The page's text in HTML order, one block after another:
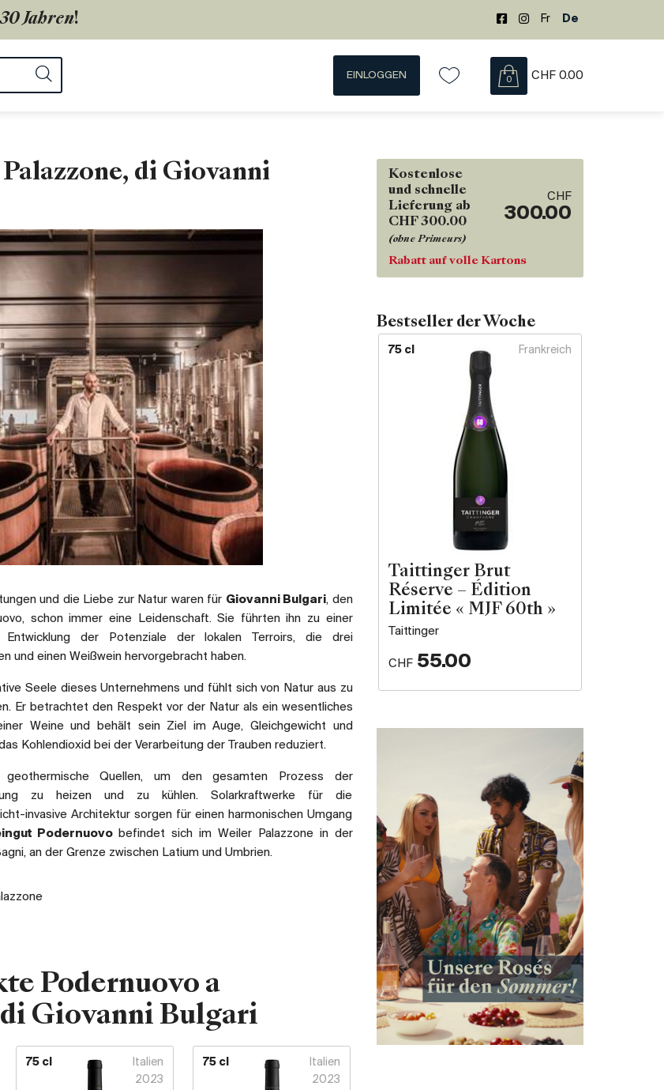
Jahren! Fr De
EINLOGGEN 0 CHF 0.00
di Giovanni
und die Liebe zur Natur waren für Giovanni Bulgari, den
schon immer eine Leidenschaft. Sie führten ihn zu einer
Entwicklung der Potenziale der lokalen Terroirs, die drei
und einen Weißwein hervorgebracht haben.
Seele dieses Unternehmens und fühlt sich von Natur aus zu
Er betrachtet den Respekt vor der Natur als ein wesentliches
Weine und behält sein Ziel im Auge, Gleichgewicht und
Kohlendioxid bei der Verarbeitung der Trauben reduziert.
geothermische Quellen, um den gesamten Prozess der
zu heizen und zu kühlen. Solarkraftwerke für die
invasive Architektur sorgen für einen harmonischen Umgang
Podernuovo befindet sich im Weiler Palazzone in der
an der Grenze zwischen Latium und Umbrien.
Podernuovo a
Giovanni Bulgari
75 cl
Italien
2023
75 cl
Italien
2023
Kostenlose
und schnelle
Lieferung ab
CHF 300.00
(ohne Primeurs)
CHF
300.00
Rabatt auf volle Kartons
Bestseller der Woche
75 cl Frankreich
Taittinger Brut
Réserve – Édition
Limitée « MJF 60th »
Taittinger
CHF 55.00